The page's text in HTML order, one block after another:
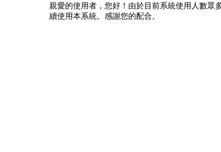
親愛的使用者，您好！由於目前系統使用人數眾
續使用本系統。感謝您的配合。